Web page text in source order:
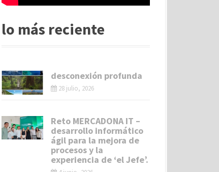
lo más reciente
desconexión profunda
28 julio, 2026
Reto MERCADONA IT –
desarrollo informático
ágil para la mejora de
procesos y la
experiencia de ‘el Jefe’.